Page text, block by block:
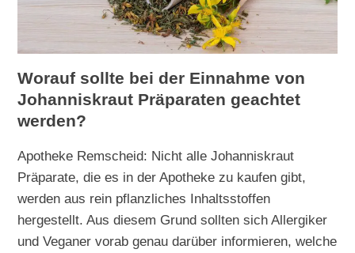
Worauf sollte bei der Einnahme von
Johanniskraut Präparaten geachtet
werden?
Apotheke Remscheid: Nicht alle Johanniskraut
Präparate, die es in der Apotheke zu kaufen gibt,
werden aus rein pflanzliches Inhaltsstoffen
hergestellt. Aus diesem Grund sollten sich Allergiker
und Veganer vorab genau darüber informieren, welche